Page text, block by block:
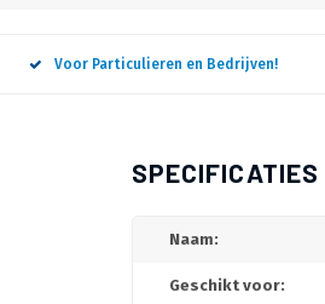
Voor Particulieren en Bedrijven!
SPECIFICATIES
Naam:
Geschikt voor: